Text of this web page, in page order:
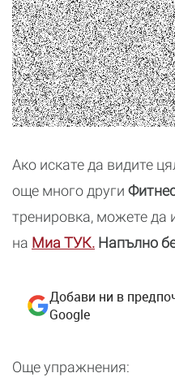
Ако искате да видите
още много други
тренировка, можете да
на Миа ТУК. Напълно
Добави ни в
Google
Още упражнения: